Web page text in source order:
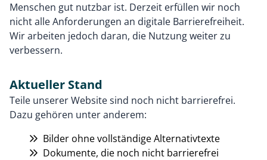
Menschen gut nutzbar ist. Derzeit erfüllen wir noch
nicht alle Anforderungen an digitale Barrierefreiheit.
Wir arbeiten jedoch daran, die Nutzung weiter zu
verbessern.
Aktueller Stand
Teile unserer Website sind noch nicht barrierefrei.
Dazu gehören unter anderem:
Bilder ohne vollständige Alternativtexte
Dokumente, die noch nicht barrierefrei